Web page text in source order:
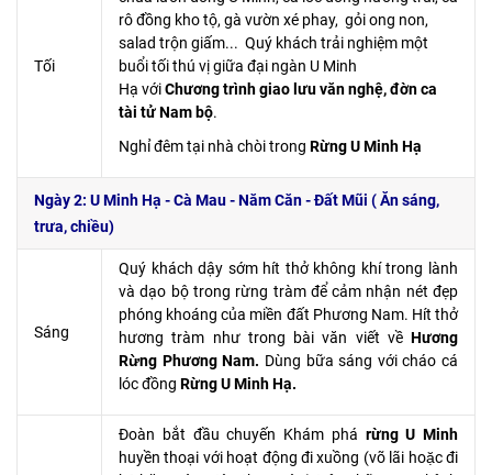
Tối
rô đồng kho tộ, gà vườn xé phay, gỏi ong non,
salad trộn giấm... Quý khách trải nghiệm một
buổi tối thú vị giữa đại ngàn U Minh
Hạ vớiChương trình giao lưu văn nghệ, đờn ca
tài tử Nam bộ.
Nghỉ đêm tại nhà chòi trong Rừng U Minh Hạ
Ngày 2: U Minh Hạ - Cà Mau - Năm Căn - Đất Mũi ( Ăn sáng,
trưa, chiều)
Sáng
Quý khách dậy sớm hít thở không khí trong lành
và dạo bộ trong rừng tràm để cảm nhận nét đẹp
phóng khoáng của miền đất Phương Nam. Hít thở
hương tràm như trong bài văn viết về Hương
Rừng Phương Nam. Dùng bữa sáng với cháo cá
lóc đồng Rừng U Minh Hạ.
Đoàn bắt đầu chuyến Khám phá rừng U Minh
huyền thoại với hoạt động đi xuồng (võ lãi hoặc đi